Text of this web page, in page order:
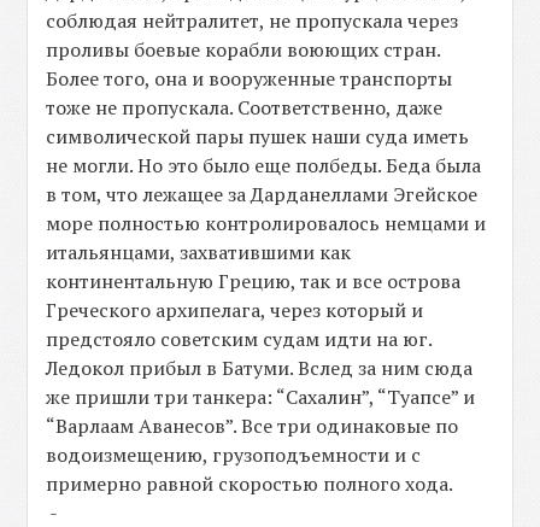
соблюдая нейтралитет, не пропускала через
проливы боевые корабли воюющих стран.
Более того, она и вооруженные транспорты
тоже не пропускала. Соответственно, даже
символической пары пушек наши суда иметь
не могли. Но это было еще полбеды. Беда была
в том, что лежащее за Дарданеллами Эгейское
море полностью контролировалось немцами и
итальянцами, захватившими как
континентальную Грецию, так и все острова
Греческого архипелага, через который и
предстояло советским судам идти на юг.
Ледокол прибыл в Батуми. Вслед за ним сюда
же пришли три танкера: “Сахалин”, “Туапсе” и
“Варлаам Аванесов”. Все три одинаковые по
водоизмещению, грузоподъемности и с
примерно равной скоростью полного хода.
-